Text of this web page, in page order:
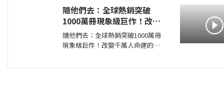
常，為何仍得胰臟癌？ 台大權威醫
師25年篩檢實證， 鎖定胰臟癌關鍵
1公分，
隨他們去：全球熱銷突破
1000萬冊現象級巨作！改變
千萬人命運的心理技巧【附
放下執念明信片】
隨他們去：全球熱銷突破1000萬冊
現象級巨作！改變千萬人命運的心